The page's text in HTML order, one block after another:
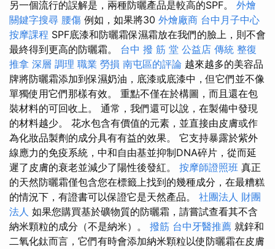
另一個流行的誤解是，兩種防曬產品是較高的SPF。 外燴
關鍵字搜尋 腰傷 例如，如果將30 外燴廠商 台中月子中心
按摩課程 SPF底漆和防曬霜保濕霜放在我們的臉上，則不會
最終得到更高的防曬霜。 台中 撥 筋 堂 公益店 傳統 整復
推拿 深層 調理 職業 勞損 南屯區的評論 越來越多的美容品
牌將防曬霜添加到保濕奶油，底漆或底漆中，但它們並不像
單獨使用它們那樣有效。 重點不僅在於構圖，而且還在包
裝材料的可回收上。 通常，我們還可以說，在製備中發現
的材料越少。 花水包含有價值的元素，並直接由皮膚或作
為化妝品製劑的成分具有有益的效果。 它支持暴露於紫外
線應力的免疫系統，中和自由基並抑制DNA碎片，從而延
遲了皮膚的衰老並減少了陽性後發紅。 按摩師證照班 真正
的天然防曬霜僅包含您在標籤上找到的幾種成分，在最糟糕
的情況下，有證書可以保證它是天然產品。 社團法人 財團
法人 如果您購買基於礦物質的防曬霜，請嘗試查看其不含
納米顆粒的成分（不是納米）。 撥筋 台中牙醫推薦 就鋅和
二氧化鈦而言，它們有時會添加納米顆粒以使防曬霜在皮膚